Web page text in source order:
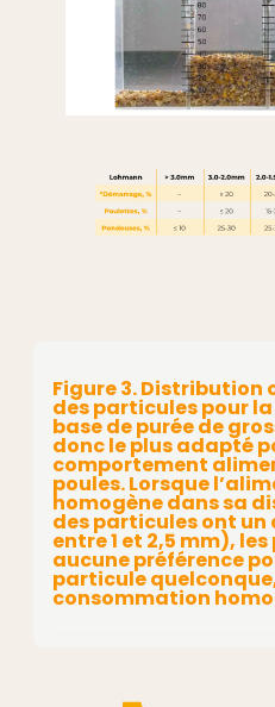
Figure 3.
des particules pour
base de purée de
donc le plus adapté
comportement
poules. Lorsque
homogène dans sa
des particules ont
entre 1 et 2,5 mm),
aucune préférence
particule
consommation